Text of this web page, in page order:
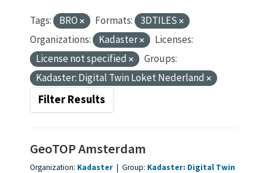
Tags: BRO Formats:
3DTILES
Organizations:
Kadaster
Licenses:
License not specified
Groups:
Kadaster: Digital Twin Loket Nederland
Filter Results
GeoTOP Amsterdam
Organization: Kadaster | Group: Kadaster: Digital Twin